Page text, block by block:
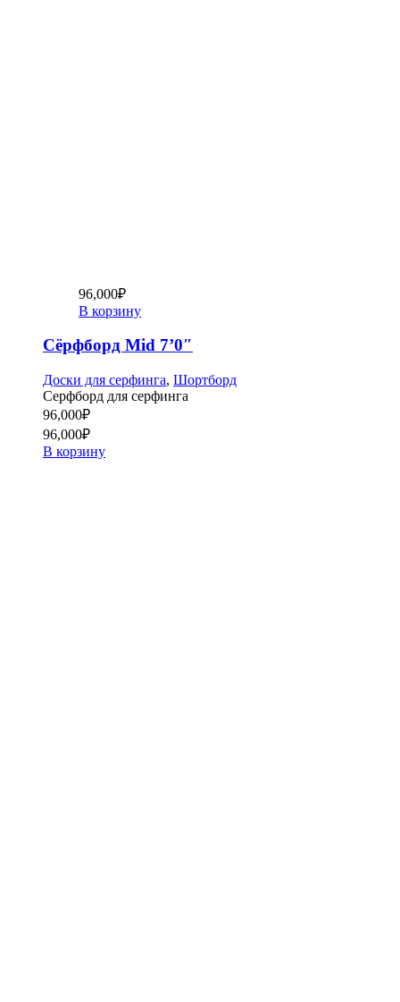
96,000₽
В корзину
Сёрфборд Mid 7’0″
Доски для серфинга, Шортборд
Серфборд для серфинга
96,000₽
96,000₽
В корзину